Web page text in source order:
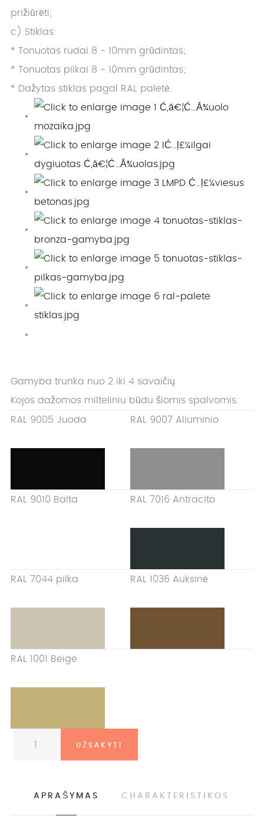
prižiūrėti;
c) Stiklas:
* Tonuotas rudai 8 - 10mm grūdintas;
* Tonuotas pilkai 8 - 10mm grūdintas;
* Dažytas stiklas pagal RAL paletė.
Gamyba trunka nuo 2 iki 4 savaičių.
Kojos dažomos milteliniu būdu šiomis spalvomis:
RAL 9005 Juoda RAL 9007 Aliuminio
RAL 9010 Balta RAL 7016 Antracito
RAL 7044 pilka RAL 1036 Auksinė
RAL 1001 Beige
APRAŠYMAS CHARAKTERISTIKOS